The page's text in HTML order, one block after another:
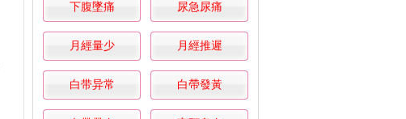
下腹墜痛 尿急尿痛
月經量少 月經推遲
白带异常 白帶發黃